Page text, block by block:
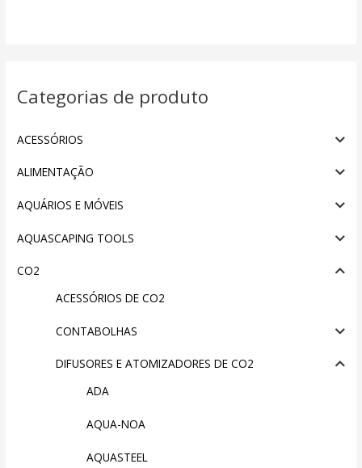
Categorias de produto
ACESSÓRIOS
ALIMENTAÇÃO
AQUÁRIOS E MÓVEIS
AQUASCAPING TOOLS
CO2
ACESSÓRIOS DE CO2
CONTABOLHAS
DIFUSORES E ATOMIZADORES DE CO2
ADA
AQUA-NOA
AQUASTEEL